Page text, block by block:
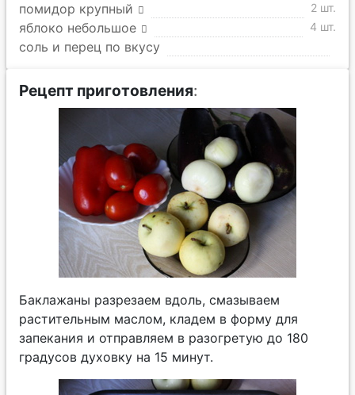
помидор крупный 2 шт.
яблоко небольшое 4 шт.
соль и перец по вкусу
Рецепт приготовления:
Баклажаны разрезаем вдоль, смазываем
растительным маслом, кладем в форму для
запекания и отправляем в разогретую до 180
градусов духовку на 15 минут.